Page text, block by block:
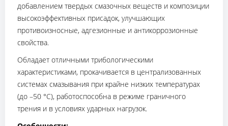
добавлением твердых смазочных веществ и композиции
высокоэффективных присадок, улучшающих
противоизносные, адгезионные и антикоррозионные
свойства.
Обладает отличными трибологическими
характеристиками, прокачивается в централизованных
системах смазывания при крайне низких температурах
(до –50 °С), работоспособна в режиме граничного
трения и в условиях ударных нагрузок.